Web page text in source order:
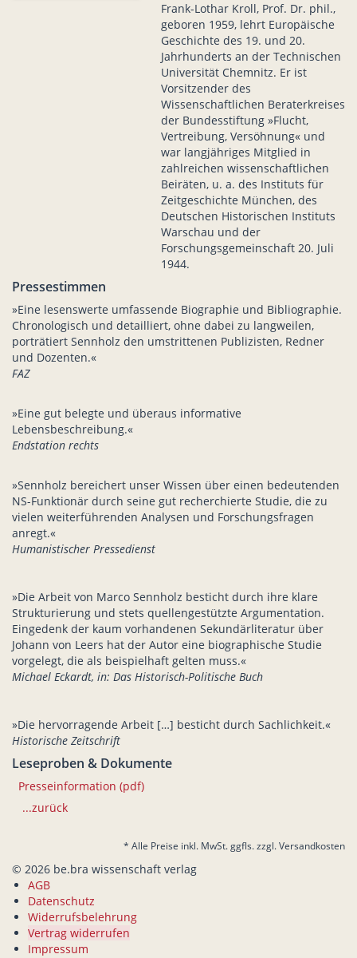
Frank-Lothar Kroll, Prof. Dr. phil.,
geboren 1959, lehrt Europäische
Geschichte des 19. und 20.
Jahrhunderts an der Technischen
Universität Chemnitz. Er ist
Vorsitzender des
Wissenschaftlichen Beraterkreises
der Bundesstiftung »Flucht,
Vertreibung, Versöhnung« und
war langjähriges Mitglied in
zahlreichen wissenschaftlichen
Beiräten, u. a. des Instituts für
Zeitgeschichte München, des
Deutschen Historischen Instituts
Warschau und der
Forschungsgemeinschaft 20. Juli
1944.
Pressestimmen
»Eine lesenswerte umfassende Biographie und Bibliographie.
Chronologisch und detailliert, ohne dabei zu langweilen,
porträtiert Sennholz den umstrittenen Publizisten, Redner
und Dozenten.«
FAZ
»Eine gut belegte und überaus informative
Lebensbeschreibung.«
Endstation rechts
»Sennholz bereichert unser Wissen über einen bedeutenden
NS-Funktionär durch seine gut recherchierte Studie, die zu
vielen weiterführenden Analysen und Forschungsfragen
anregt.«
Humanistischer Pressedienst
»Die Arbeit von Marco Sennholz besticht durch ihre klare
Strukturierung und stets quellengestützte Argumentation.
Eingedenk der kaum vorhandenen Sekundärliteratur über
Johann von Leers hat der Autor eine biographische Studie
vorgelegt, die als beispielhaft gelten muss.«
Michael Eckardt, in: Das Historisch-Politische Buch
»Die hervorragende Arbeit […] besticht durch Sachlichkeit.«
Historische Zeitschrift
Leseproben & Dokumente
Presseinformation (pdf)
...zurück
* Alle Preise inkl. MwSt. ggfls. zzgl. Versandkosten
© 2026 be.bra wissenschaft verlag
AGB
Datenschutz
Widerrufsbelehrung
Vertrag widerrufen
Impressum